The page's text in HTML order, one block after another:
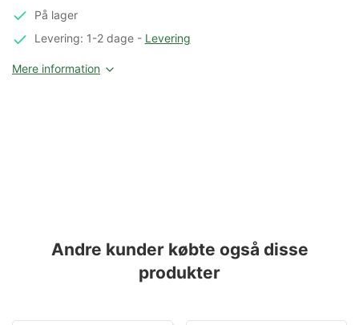
På lager
Levering: 1-2 dage- Levering
Mere information
Andre kunder købte også disse
produkter